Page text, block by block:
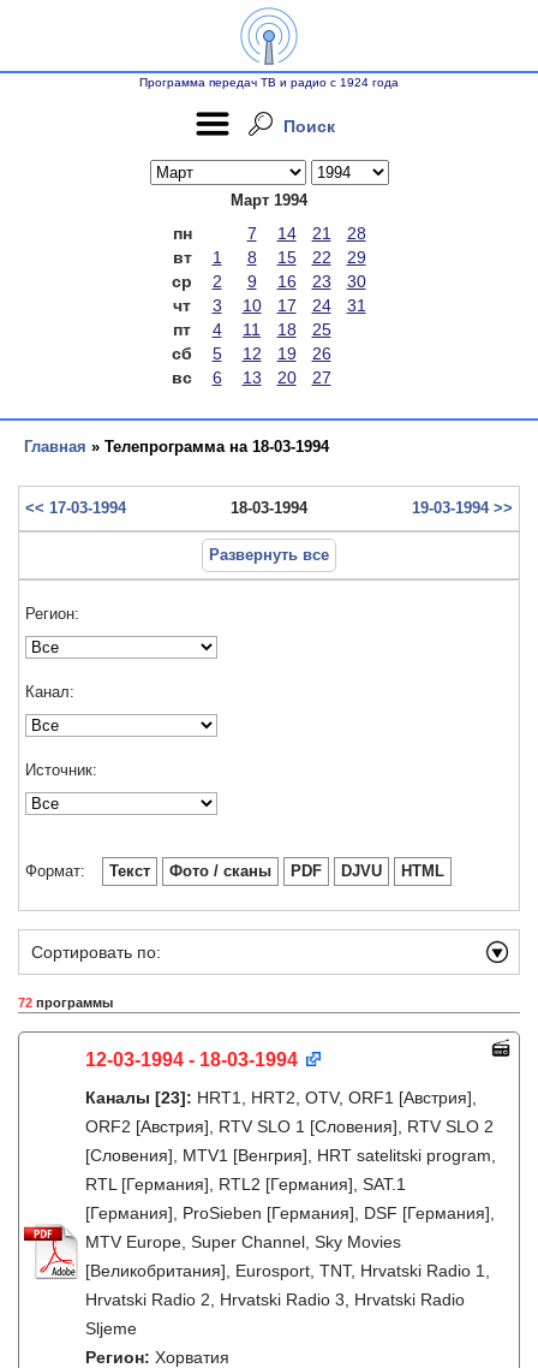
Программа передач ТВ и радио с 1924 года
Поиск
Март 1994
пн 7 14 21
28
вт
1 8 15 22
29
ср
2 9 16 23
30
чт
3 10 17 24
31
пт
4 11 18
25
сб
5 12 19
26
вс
6 13 20 27
Главная » Телепрограмма на 18-03-1994
<< 17-03-1994 18-03-1994 19-03-1994 >>
Развернуть все
Регион:
Канал:
Источник:
Формат: Текст Фото / сканы PDF DJVU HTML
Сортировать по:
72 программы
12-03-1994 - 18-03-1994
Каналы [23]: HRT1, HRT2, OTV, ORF1 [Австрия],
ORF2 [Австрия], RTV SLO 1 [Словения], RTV SLO 2
[Словения], MTV1 [Венгрия], HRT satelitski program,
RTL [Германия], RTL2 [Германия], SAT.1
[Германия], ProSieben [Германия], DSF [Германия],
MTV Europe, Super Channel, Sky Movies
[Великобритания], Eurosport, TNT, Hrvatski Radio 1,
Hrvatski Radio 2, Hrvatski Radio 3, Hrvatski Radio
Sljeme
Регион: Хорватия